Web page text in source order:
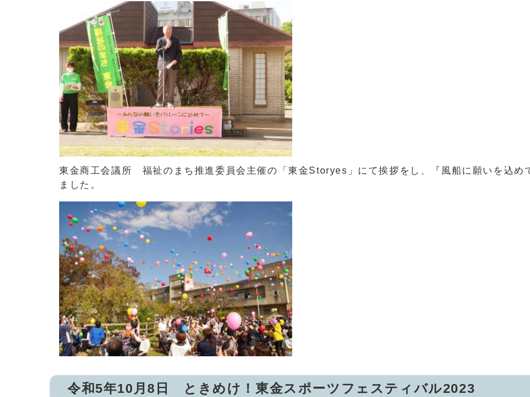
東金商工会議所 福祉のまち推進委員会主催の「東金Storyes」にて挨拶をし、『風船に願いを込め
ました。
令和5年10月8日 ときめけ！東金スポーツフェスティバル2023